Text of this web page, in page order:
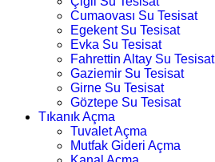
Cumaovası Su Tesisat
Egekent Su Tesisat
Evka Su Tesisat
Fahrettin Altay Su Tesisat
Gaziemir Su Tesisat
Girne Su Tesisat
Göztepe Su Tesisat
Tıkanık Açma
Tuvalet Açma
Mutfak Gideri Açma